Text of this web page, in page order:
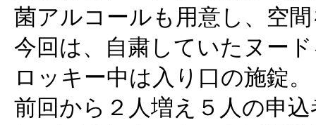
菌アルコールも用意し、空
今回は、自粛していたヌー
ロッキー中は入り口の施錠。
前回から２人増え５人の申